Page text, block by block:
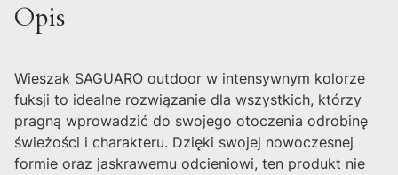
Opis
Wieszak SAGUARO outdoor w intensywnym kolorze
fuksji to idealne rozwiązanie dla wszystkich, którzy
pragną wprowadzić do swojego otoczenia odrobinę
świeżości i charakteru. Dzięki swojej nowoczesnej
formie oraz jaskrawemu odcieniowi, ten produkt nie